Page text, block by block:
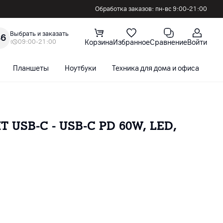
Обработка заказов: пн-вс 9:00–21:00
Выбрать и заказать
09:00-21:00
КорзинаИзбранноеСравнениеВойти
Планшеты Ноутбуки Техника для дома и офиса
USB-C - USB-C PD 60W, LED,